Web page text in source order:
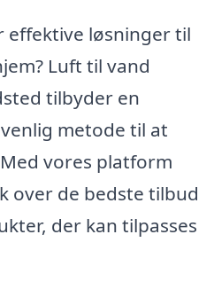
effektive løsninger til
Luft til vand
tilbyder en
metode til at
vores platform
over de bedste tilbud
der kan tilpasses